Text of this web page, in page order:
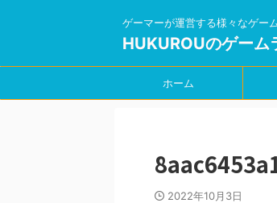
ゲーマーが運営する様々なゲー
HUKUROUのゲーム
ホーム
2022年10月3日